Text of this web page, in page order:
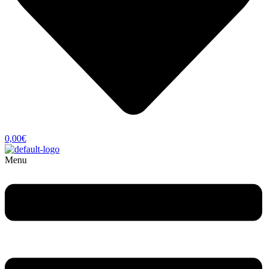
0,00€
Menu